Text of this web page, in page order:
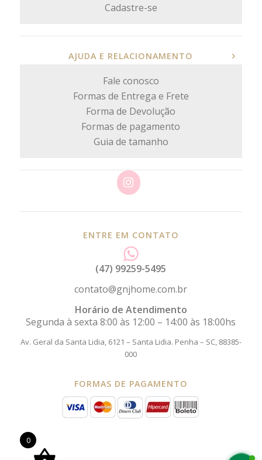
Cadastre-se
AJUDA E RELACIONAMENTO
Fale conosco
Formas de Entrega e Frete
Forma de Devolução
Formas de pagamento
Guia de tamanho
ENTRE EM CONTATO
(47) 99259-5495
contato@gnjhome.com.br
Horário de Atendimento
Segunda à sexta 8:00 às 12:00 – 14:00 às 18:00hs
Av. Geral da Santa Lidia, 6121 – Santa Lidia. Penha – SC, 88385-
000
FORMAS DE PAGAMENTO
0